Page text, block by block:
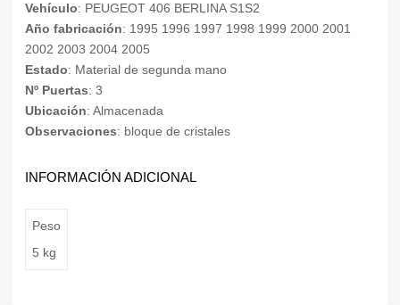
Vehículo: PEUGEOT 406 BERLINA S1S2
Año fabricación: 1995 1996 1997 1998 1999 2000 2001
2002 2003 2004 2005
Estado: Material de segunda mano
Nº Puertas: 3
Ubicación: Almacenada
Observaciones: bloque de cristales
INFORMACIÓN ADICIONAL
Peso
5 kg